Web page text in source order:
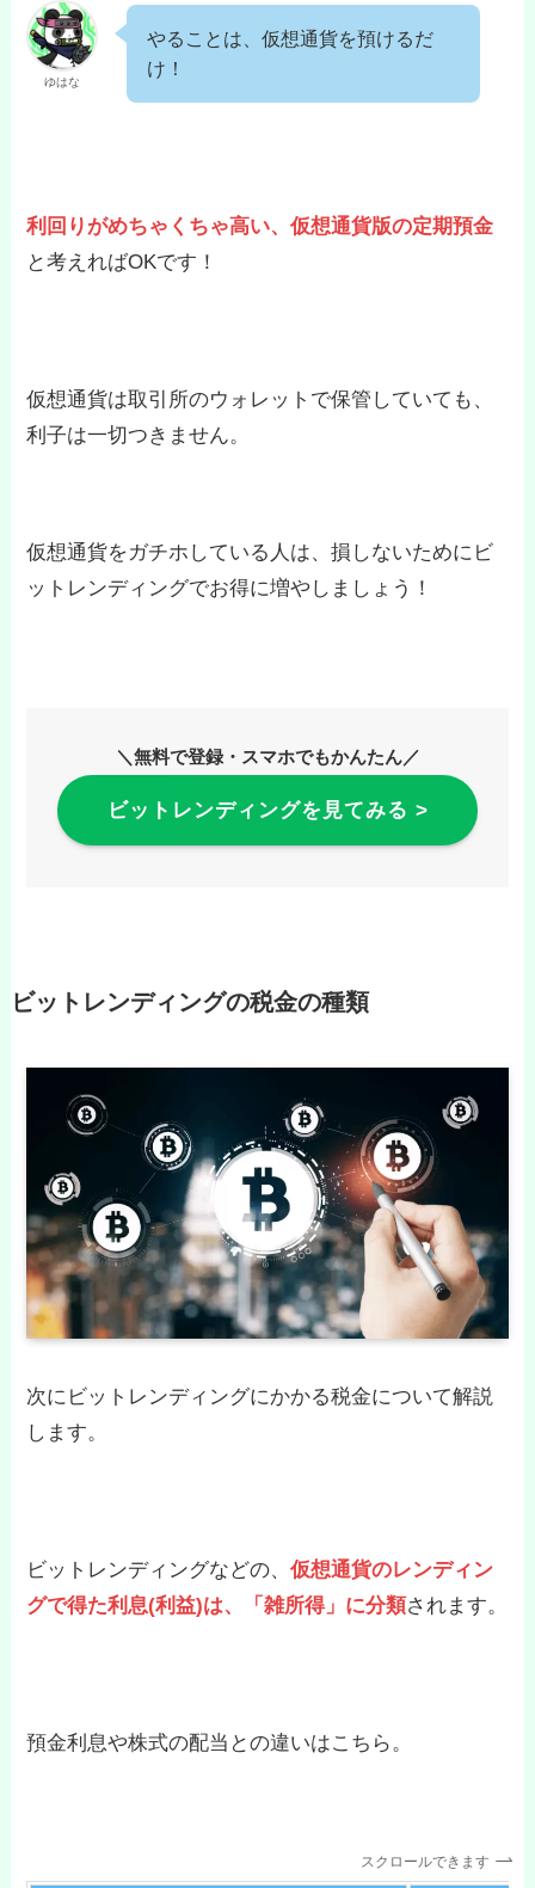
ゆはな
やることは、仮想通貨を預けるだ
け！
利回りがめちゃくちゃ高い、仮想通貨版の定期預金
と考えればOKです！
仮想通貨は取引所のウォレットで保管していても、
利子は一切つきません。
仮想通貨をガチホしている人は、損しないためにビ
ットレンディングでお得に増やしましょう！
＼無料で登録・スマホでもかんたん／
ビットレンディングを見てみる >
ビットレンディングの税金の種類
次にビットレンディングにかかる税金について解説
します。
ビットレンディングなどの、仮想通貨のレンディン
グで得た利息(利益)は、「雑所得」に分類されます。
預金利息や株式の配当との違いはこちら。
スクロールできます